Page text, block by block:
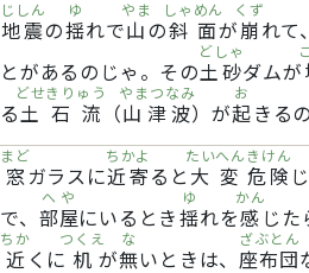
地震
じしん
の揺
ゆ
れで山
やま
の斜面
しゃめん
が 崩
くず
れて、
とがあるのじゃ。その土砂
どしゃ
ダムが
る土石流
どせきりゅう
（山津波
やまつなみ
）が起
お
きる
窓
まど
ガラスに近寄
ちかよ
ると 大変
たいへん
危険
きけん
で、 部屋
へや
にいるとき 揺
ゆ
れを感
かん
じた
近
ちか
くに 机
つくえ
が無
な
いときは、座布団
ざぶとん